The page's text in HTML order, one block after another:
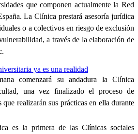
que componen actualmente la Red
La Clínica prestará asesoría jurídica
o a colectivos en riesgo de exclusión
a través de la elaboración de
comenzará su andadura la Clínica
una vez finalizado el proceso de
realizarán sus prácticas en ella durante
es la primera de las Clínicas sociales